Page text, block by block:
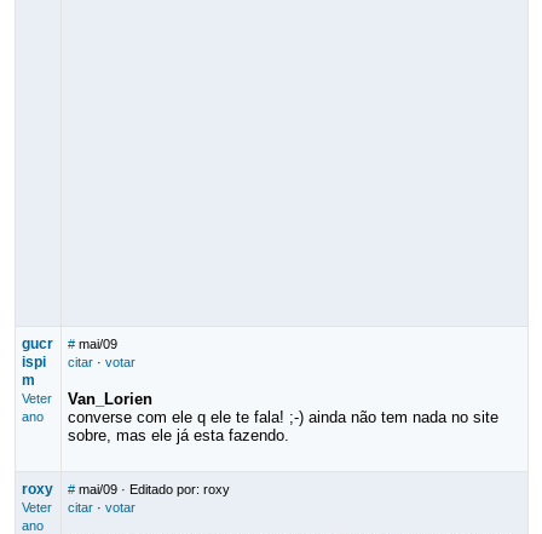
gucr
ispi
m
Veter
ano
# mai/09
citar· votar
Van_Lorien
converse com ele q ele te fala! ;-) ainda não tem nada no site
sobre, mas ele já esta fazendo.
roxy
Veter
ano
# mai/09· Editado por: roxy
citar· votar